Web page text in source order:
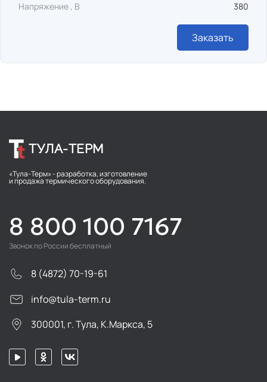
Напряжение , В
380
Заказать
ТУЛА-ТЕРМ
«Тула-Терм» - разработка, изготовление
и продажа термического оборудования.
8 800 100 7167
Звонок по России бесплатный
8 (4872) 70-19-61
info@tula-term.ru
300001, г. Тула, К.Маркса, 5